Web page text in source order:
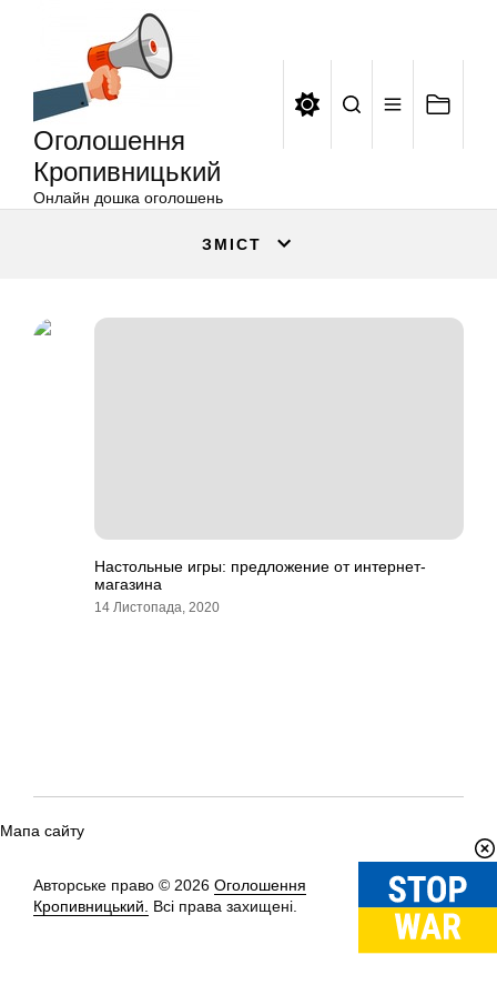
Оголошення
Кропивницький
Онлайн дошка оголошень
ЗМІСТ
Настольные игры: предложение от интернет-
магазина
14 Листопада, 2020
Мапа сайту
Авторське право © 2026 Оголошення
Кропивницький.
Всі права захищені.
Вгору↑